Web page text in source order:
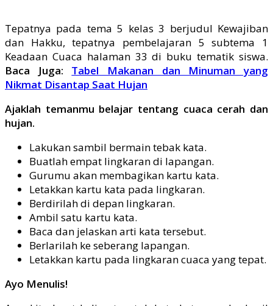
Tepatnya pada tema 5 kelas 3 berjudul Kewajiban
dan Hakku, tepatnya pembelajaran 5 subtema 1
Keadaan Cuaca halaman 33 di buku tematik siswa.
Baca Juga: Tabel Makanan dan Minuman yang
Nikmat Disantap Saat Hujan
Ajaklah temanmu belajar tentang cuaca cerah dan
hujan.
Lakukan sambil bermain tebak kata.
Buatlah empat lingkaran di lapangan.
Gurumu akan membagikan kartu kata.
Letakkan kartu kata pada lingkaran.
Berdirilah di depan lingkaran.
Ambil satu kartu kata.
Baca dan jelaskan arti kata tersebut.
Berlarilah ke seberang lapangan.
Letakkan kartu pada lingkaran cuaca yang tepat.
Ayo Menulis!